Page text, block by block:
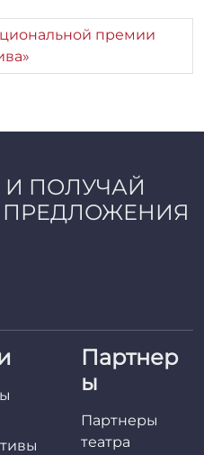
премии
ПОЛУЧАЙ
Партнер
ы
Партнеры
театра